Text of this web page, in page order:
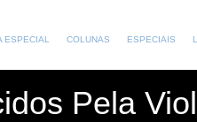
ESPECIAL COLUNAS ESPECIAIS
Pela